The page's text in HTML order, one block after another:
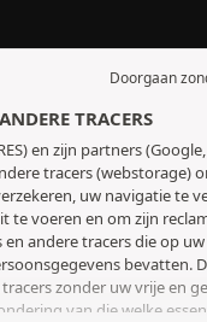
Doorgaan
TRACERS
en zijn partners
tracers (webstorage)
uw navigatie te
te voeren en om zijn
en andere tracers die op
bevatten.
zonder uw vrije en
van die welke